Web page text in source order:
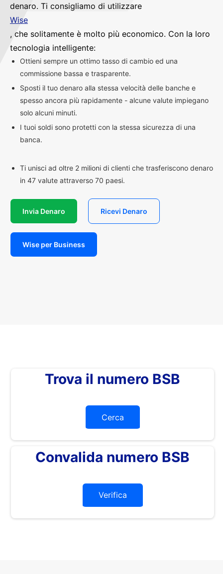
denaro. Ti consigliamo di utilizzare
Wise
, che solitamente è molto più economico. Con la loro
tecnologia intelligente:
Ottieni sempre un ottimo tasso di cambio ed una
commissione bassa e trasparente.
Sposti il tuo denaro alla stessa velocità delle banche e
spesso ancora più rapidamente - alcune valute impiegano
solo alcuni minuti.
I tuoi soldi sono protetti con la stessa sicurezza di una
banca.
Ti unisci ad oltre 2 milioni di clienti che trasferiscono denaro
in 47 valute attraverso 70 paesi.
Invia Denaro Ricevi Denaro
Wise per Business
Trova il numero BSB
Cerca
Convalida numero BSB
Verifica